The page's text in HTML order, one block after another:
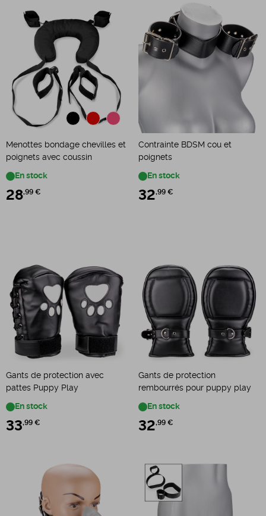
Menottes bondage chevilles et
poignets avec coussin
En stock
28,99 €
Contrainte BDSM cou et
poignets
En stock
32,99 €
Gants de protection avec
pattes Puppy Play
En stock
33,99 €
Gants de protection
rembourrés pour puppy play
En stock
32,99 €